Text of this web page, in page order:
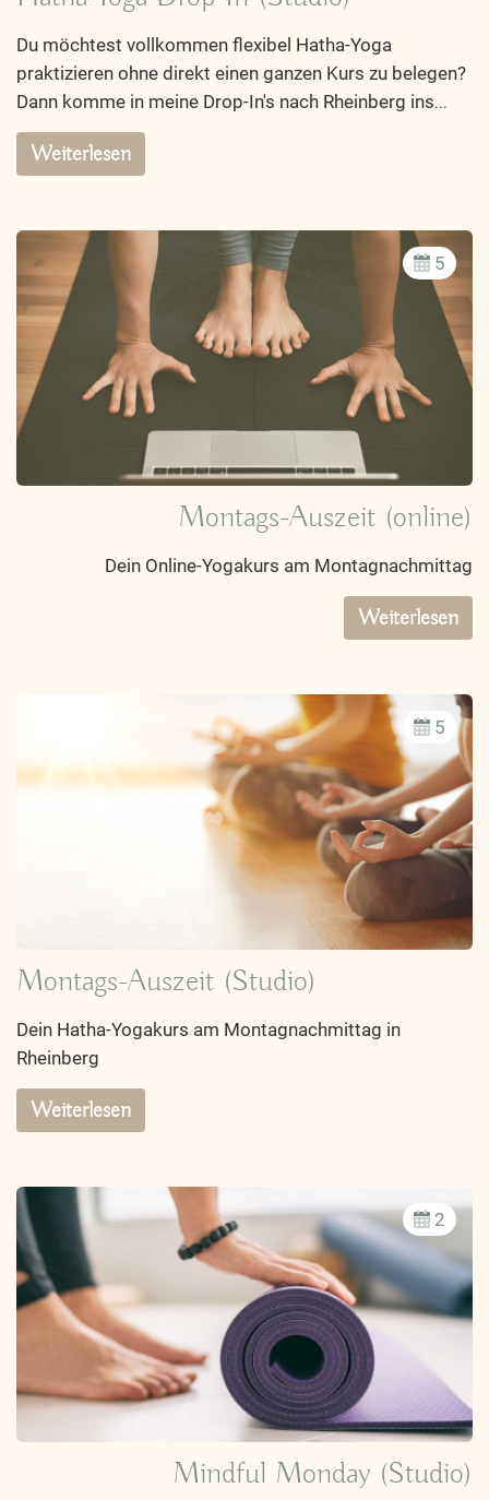
Du möchtest vollkommen flexibel Hatha-Yoga
praktizieren ohne direkt einen ganzen Kurs zu belegen?
Dann komme in meine Drop-In's nach Rheinberg ins...
Weiterlesen
5
Montags-Auszeit (online)
Dein Online-Yogakurs am Montagnachmittag
Weiterlesen
5
Montags-Auszeit (Studio)
Dein Hatha-Yogakurs am Montagnachmittag in
Rheinberg
Weiterlesen
2
Mindful Monday (Studio)